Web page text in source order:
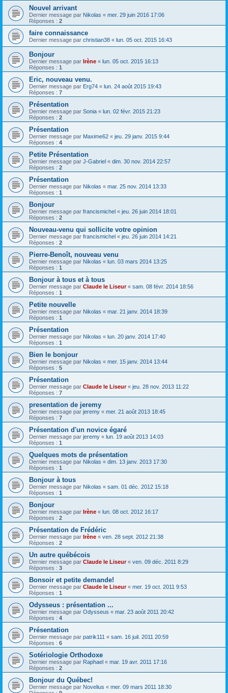
Nouvel arrivant
Dernier message par Nikolas « mer. 29 juin 2016 17:06
Réponses : 2
faire connaissance
Dernier message par christian38 « lun. 05 oct. 2015 16:43
Bonjour
Dernier message par Irène « lun. 05 oct. 2015 16:13
Réponses : 1
Eric, nouveau venu.
Dernier message par Erg74 « lun. 24 août 2015 19:43
Réponses : 7
Présentation
Dernier message par Sonia « lun. 02 févr. 2015 21:23
Réponses : 2
Présentation
Dernier message par Maxime62 « jeu. 29 janv. 2015 9:44
Réponses : 4
Petite Présentation
Dernier message par J-Gabriel « dim. 30 nov. 2014 22:57
Réponses : 2
Présentation
Dernier message par Nikolas « mar. 25 nov. 2014 13:33
Réponses : 1
Bonjour
Dernier message par francismichel « jeu. 26 juin 2014 18:01
Réponses : 2
Nouveau-venu qui sollicite votre opinion
Dernier message par francismichel « jeu. 26 juin 2014 14:21
Réponses : 2
Pierre-Benoît, nouveau venu
Dernier message par Nikolas « lun. 03 mars 2014 13:25
Réponses : 1
Bonjour à tous et à tous
Dernier message par Claude le Liseur« sam. 08 févr. 2014 18:56
Réponses : 1
Petite nouvelle
Dernier message par Nikolas « mar. 21 janv. 2014 18:39
Réponses : 1
Présentation
Dernier message par Nikolas « lun. 20 janv. 2014 17:40
Réponses : 1
Bien le bonjour
Dernier message par Nikolas « mer. 15 janv. 2014 13:44
Réponses : 5
Présentation
Dernier message par Claude le Liseur« jeu. 28 nov. 2013 11:22
Réponses : 7
presentation de jeremy
Dernier message par jeremy « mer. 21 août 2013 18:45
Réponses : 7
Présentation d'un novice égaré
Dernier message par jeremy « lun. 19 août 2013 14:03
Réponses : 1
Quelques mots de présentation
Dernier message par Nikolas « dim. 13 janv. 2013 17:30
Réponses : 1
Bonjour à tous
Dernier message par Nikolas « sam. 01 déc. 2012 15:18
Réponses : 1
Bonjour
Dernier message par Irène « lun. 08 oct. 2012 16:17
Réponses : 2
Présentation de Frédéric
Dernier message par Irène « ven. 28 sept. 2012 21:38
Réponses : 2
Un autre québécois
Dernier message par Claude le Liseur« ven. 09 déc. 2011 8:29
Réponses : 3
Bonsoir et petite demande!
Dernier message par Claude le Liseur« mer. 19 oct. 2011 9:53
Réponses : 1
Odysseus : présentation ...
Dernier message par Odysseus « mar. 23 août 2011 20:42
Réponses : 4
Présentation
Dernier message par patrik111 « sam. 16 juil. 2011 20:59
Réponses : 6
Sotériologie Orthodoxe
Dernier message par Raphael « mar. 19 avr. 2011 17:16
Réponses : 2
Bonjour du Québec!
Dernier message par Novelius « mer. 09 mars 2011 18:30